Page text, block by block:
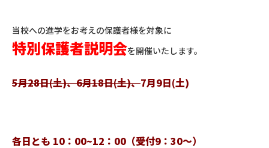
当校への進学をお考えの保護者様を対象に
特別保護者説明会を開催いたします。
5月28日(土)、6月18日(土)、7月9日(土)
各日とも 10：00~12：00（受付9：30～）